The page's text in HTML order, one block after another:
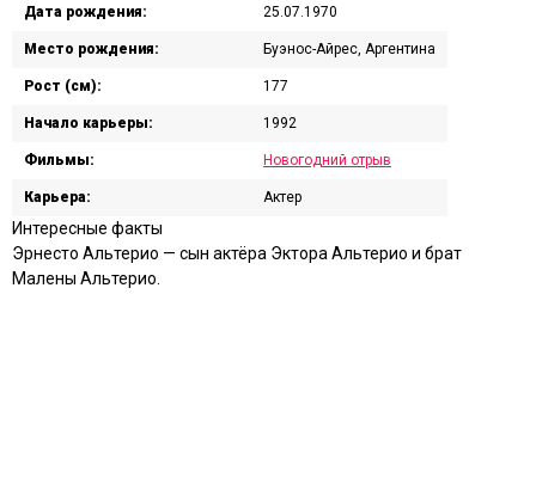
Дата рождения: 25.07.1970
Место рождения: Буэнос-Айрес, Аргентина
Рост (см): 177
Начало карьеры: 1992
Фильмы: Новогодний отрыв
Карьера: Актер
Интересные факты
Эрнесто Альтерио — сын актёра Эктора Альтерио и брат
Малены Альтерио.